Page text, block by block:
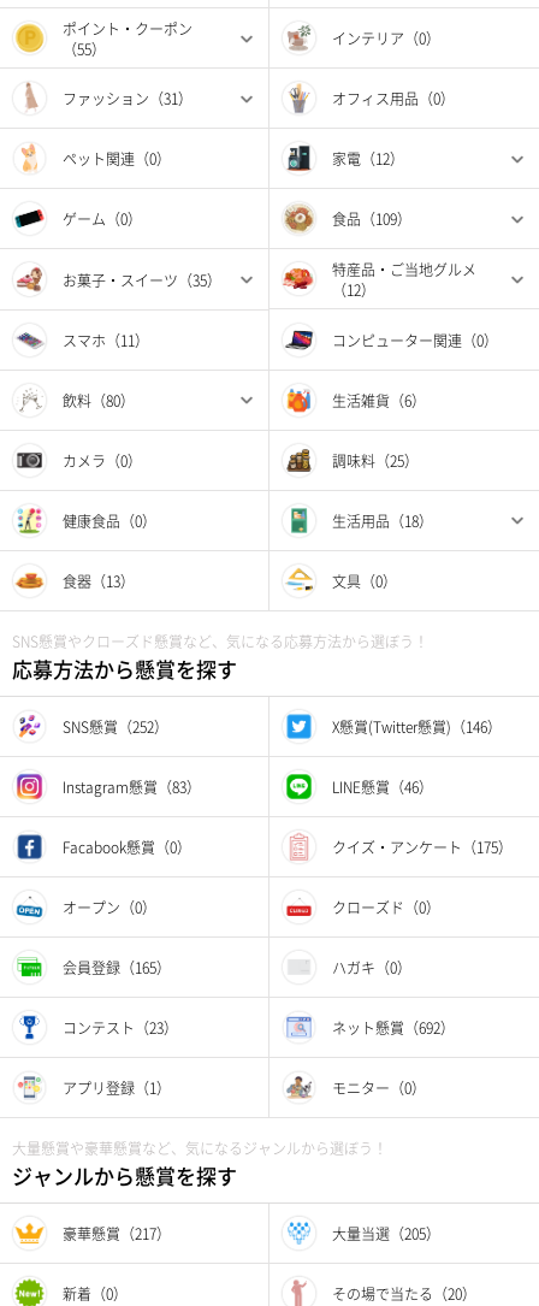
ポイント・クーポン
（55）
インテリア（0）
ファッション（31） オフィス用品（0）
ペット関連（0） 家電（12）
ゲーム（0） 食品（109）
お菓子・スイーツ（35）
特産品・ご当地グルメ
（12）
スマホ（11） コンピューター関連（0）
飲料（80） 生活雑貨（6）
カメラ（0） 調味料（25）
健康食品（0） 生活用品（18）
食器（13） 文具（0）
SNS懸賞やクローズド懸賞など、気になる応募方法から選ぼう！
応募方法から懸賞を探す
SNS懸賞（252） X懸賞(Twitter懸賞)（146）
Instagram懸賞（83） LINE懸賞（46）
Facabook懸賞（0） クイズ・アンケート（175）
オープン（0） クローズド（0）
会員登録（165） ハガキ（0）
コンテスト（23） ネット懸賞（692）
アプリ登録（1） モニター（0）
大量懸賞や豪華懸賞など、気になるジャンルから選ぼう！
ジャンルから懸賞を探す
豪華懸賞（217） 大量当選（205）
新着（0） その場で当たる（20）